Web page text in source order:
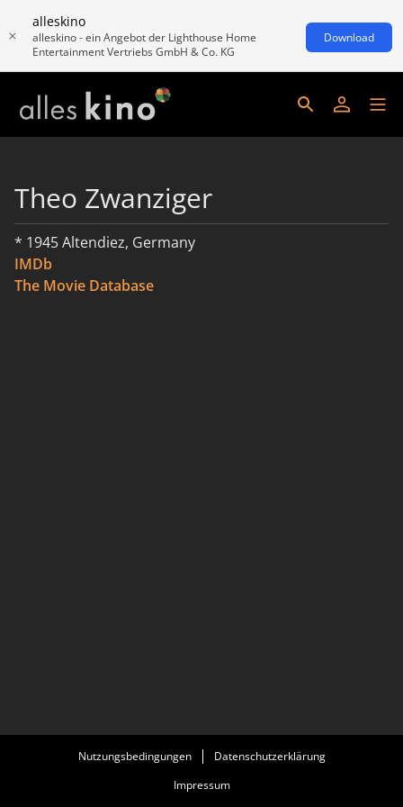
alleskino
alleskino - ein Angebot der Lighthouse Home
Entertainment Vertriebs GmbH & Co. KG
Download
Theo Zwanziger
* 1945 Altendiez, Germany
IMDb
The Movie Database
Nutzungsbedingungen
Datenschutzerklärung
Impressum